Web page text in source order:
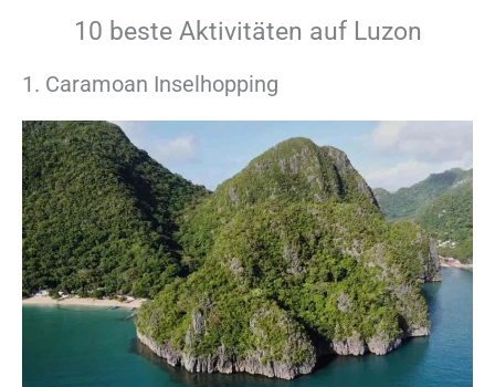
10 beste Aktivitäten auf Luzon
1. Caramoan Inselhopping